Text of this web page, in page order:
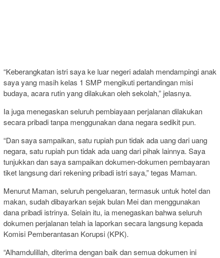
“Keberangkatan istri saya ke luar negeri adalah mendampingi anak
saya yang masih kelas 1 SMP mengikuti pertandingan misi
budaya, acara rutin yang dilakukan oleh sekolah,” jelasnya.
Ia juga menegaskan seluruh pembiayaan perjalanan dilakukan
secara pribadi tanpa menggunakan dana negara sedikit pun.
“Dan saya sampaikan, satu rupiah pun tidak ada uang dari uang
negara, satu rupiah pun tidak ada uang dari pihak lainnya. Saya
tunjukkan dan saya sampaikan dokumen-dokumen pembayaran
tiket langsung dari rekening pribadi istri saya,” tegas Maman.
Menurut Maman, seluruh pengeluaran, termasuk untuk hotel dan
makan, sudah dibayarkan sejak bulan Mei dan menggunakan
dana pribadi istrinya. Selain itu, ia menegaskan bahwa seluruh
dokumen perjalanan telah ia laporkan secara langsung kepada
Komisi Pemberantasan Korupsi (KPK).
“Alhamdulillah, diterima dengan baik dan semua dokumen ini